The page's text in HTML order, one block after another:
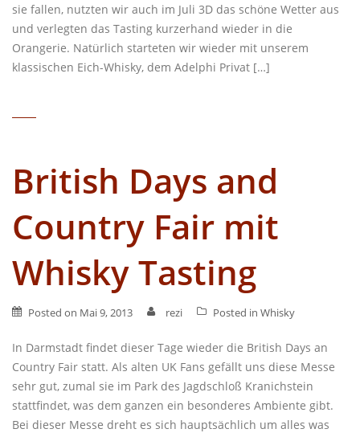
sie fallen, nutzten wir auch im Juli 3D das schöne Wetter aus
und verlegten das Tasting kurzerhand wieder in die
Orangerie. Natürlich starteten wir wieder mit unserem
klassischen Eich-Whisky, dem Adelphi Privat […]
British Days and
Country Fair mit
Whisky Tasting
Posted on Mai 9, 2013 rezi Posted in Whisky
In Darmstadt findet dieser Tage wieder die British Days an
Country Fair statt. Als alten UK Fans gefällt uns diese Messe
sehr gut, zumal sie im Park des Jagdschloß Kranichstein
stattfindet, was dem ganzen ein besonderes Ambiente gibt.
Bei dieser Messe dreht es sich hauptsächlich um alles was